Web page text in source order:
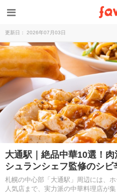
更新日： 2026年07月03日
大通駅｜絶品中華10選！
シュランシェフ監修のシビ
札幌の中心部「大通駅」周辺には、
人気店まで、実力派の中華料理店が